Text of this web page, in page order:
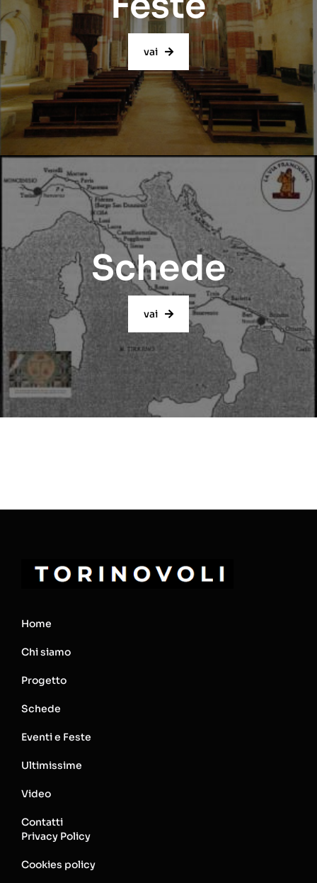
vai
Schede
vai
Home
Chi siamo
Progetto
Schede
Eventi e Feste
Ultimissime
Video
Contatti
Privacy Policy
Cookies policy